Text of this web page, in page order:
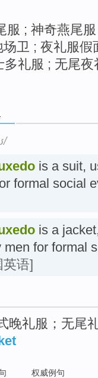
服 ; 神奇燕尾
场卫 ; 夜礼服假
多礼服 ; 无尾
is a suit,
formal social
is a
men for formal
英语]
晚礼服；无尾
权威例句